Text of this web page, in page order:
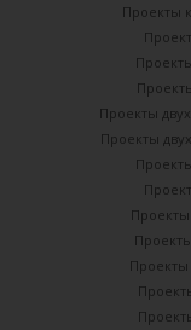
Проекты
Проекты
Проекты
Проекты